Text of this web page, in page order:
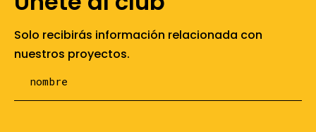
Solo recibirás información relacionada con
nuestros proyectos.